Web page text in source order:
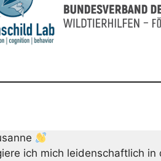
ich mich leidenschaftlich in